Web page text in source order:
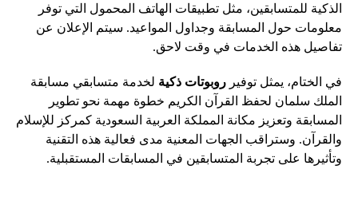
الذكية للمتسابقين، مثل تطبيقات الهاتف المحمول التي توفر
معلومات حول المسابقة وجداول المواعيد. سيتم الإعلان عن
تفاصيل هذه الخدمات في وقت لاحق.
في الختام، يمثل توفير روبوتات ذكية لخدمة متسابقي مسابقة
الملك سلمان لحفظ القرآن الكريم خطوة مهمة نحو تطوير
المسابقة وتعزيز مكانة المملكة العربية السعودية كمركز للإسلام
والقرآن. وستراقب الجهات المعنية مدى فعالية هذه التقنية
وتأثيرها على تجربة المتسابقين في المسابقات المستقبلية.